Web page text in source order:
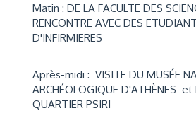
Matin : DE LA FACULTE DES
RENCONTRE AVEC DES
D'INFIRMIERES
Après-midi : VISITE DU MUSÉE
ARCHÉOLOGIQUE D'ATHÈNES et
QUARTIER PSIRI